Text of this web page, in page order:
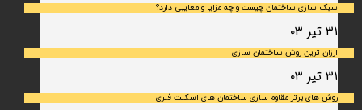
سبک سازی ساختمان چیست و چه مزایا و معایبی دارد؟
۳۱ تیر ۰۳
ارزان ترین روش ساختمان سازی
۳۱ تیر ۰۳
روش های برتر مقاوم سازی ساختمان های اسکلت فلری